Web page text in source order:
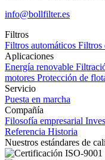
info@bollfilter.es
Filtros
Filtros automáticos Filtros
Aplicaciones
Energía renovable
motores Protección de
Servicio
Puesta en marcha
Compañía
Filosofía empresarial
Referencia Historia
Nuestros estándares de